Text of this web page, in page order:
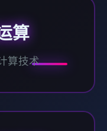
算
算技术